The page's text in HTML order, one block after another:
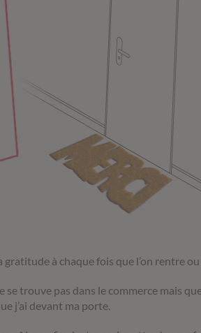
à chaque fois que l’on rentre ou
trouve pas dans le commerce mais
j’ai devant ma porte.